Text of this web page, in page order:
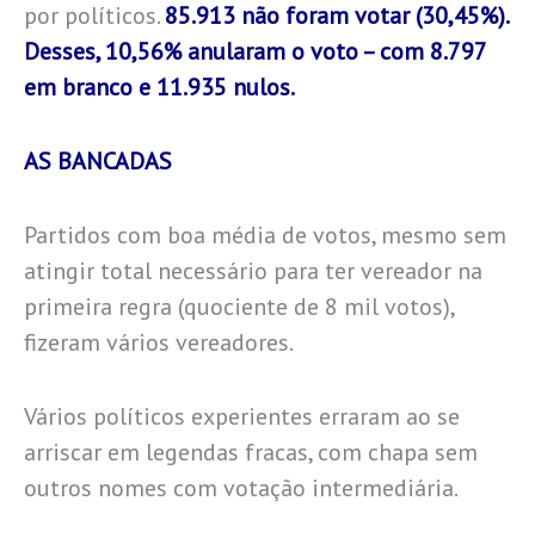
por políticos.85.913 não foram votar (30,45%).
Desses, 10,56% anularam o voto – com 8.797
em branco e 11.935 nulos.
AS BANCADAS
Partidos com boa média de votos, mesmo sem
atingir total necessário para ter vereador na
primeira regra (quociente de 8 mil votos),
fizeram vários vereadores.
Vários políticos experientes erraram ao se
arriscar em legendas fracas, com chapa sem
outros nomes com votação intermediária.